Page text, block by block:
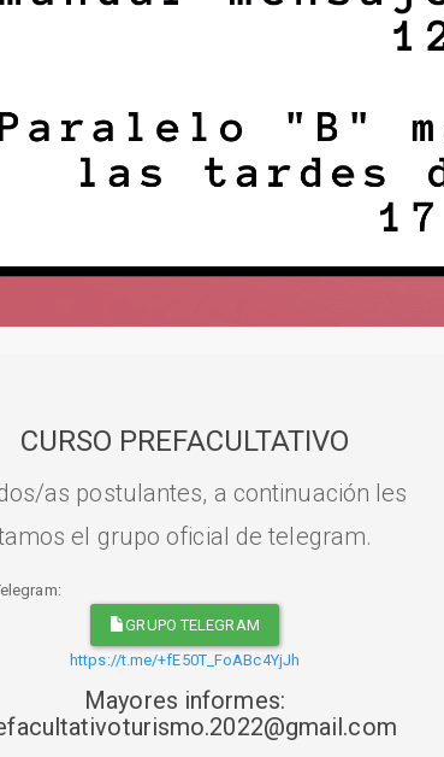
CURSO PREFACULTATIVO
as postulantes, a continuación les
el grupo oficial de telegram.
GRUPO TELEGRAM
https://t.me/+fE50T_FoABc4YjJh
Mayores informes: